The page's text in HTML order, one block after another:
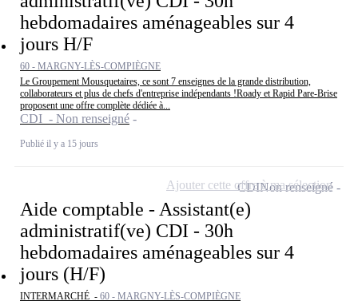
hebdomadaires aménageables sur 4
jours H/F
60 - MARGNY-LÈS-COMPIÈGNE
Le Groupement Mousquetaires, ce sont 7 enseignes de la grande distribution,
collaborateurs et plus de chefs d'entreprise indépendants !Roady et Rapid Pare-Brise
proposent une offre complète dédiée à...
CDI - Non renseigné
Publié il y a 15 jours
Aide comptable - Assistant(e)
administratif(ve) CDI - 30h
hebdomadaires aménageables sur 4
jours (H/F)
INTERMARCHÉ - 60 - MARGNY-LÈS-COMPIÈGNE
CDINon renseigné
Ajouter cette offre à ma sélection